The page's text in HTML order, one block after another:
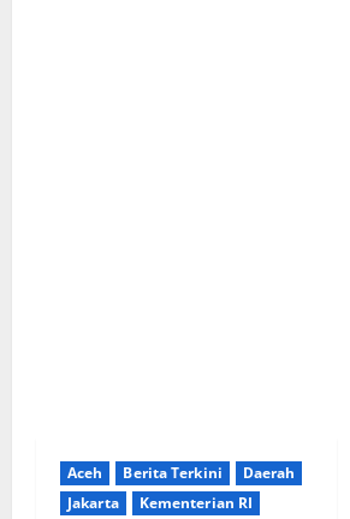
Aceh Berita Terkini
Daerah
Jakarta
Kementerian RI